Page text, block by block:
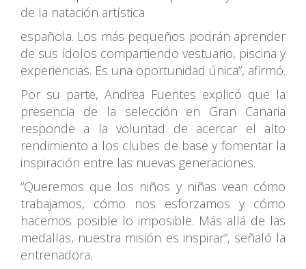
de la natación artística
española. Los más pequeños podrán aprender
de sus ídolos compartiendo vestuario, piscina y
experiencias. Es una oportunidad única”, afirmó.
Por su parte, Andrea Fuentes explicó que la
presencia de la selección en Gran Canaria
responde a la voluntad de acercar el alto
rendimiento a los clubes de base y fomentar la
inspiración entre las nuevas generaciones.
“Queremos que los niños y niñas vean cómo
trabajamos, cómo nos esforzamos y cómo
hacemos posible lo imposible. Más allá de las
medallas, nuestra misión es inspirar”, señaló la
entrenadora.